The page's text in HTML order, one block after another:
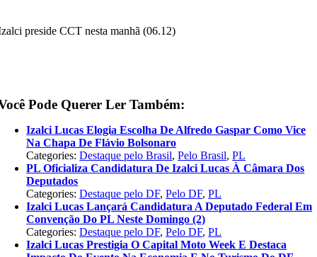
preside CCT nesta manhã (06.12)
Pode Querer Ler Também:
Izalci Lucas Elogia Escolha De Alfredo Gaspar Como Vice
Na Chapa De Flávio Bolsonaro
Categories:Destaque pelo Brasil,Pelo Brasil,PL
PL Oficializa Candidatura De Izalci Lucas À Câmara Dos
Deputados
Categories:Destaque pelo DF,Pelo DF,PL
Izalci Lucas Lançará Candidatura A Deputado Federal Em
Convenção Do PL Neste Domingo (2)
Categories:Destaque pelo DF,Pelo DF,PL
Izalci Lucas Prestigia O Capital Moto Week E Destaca